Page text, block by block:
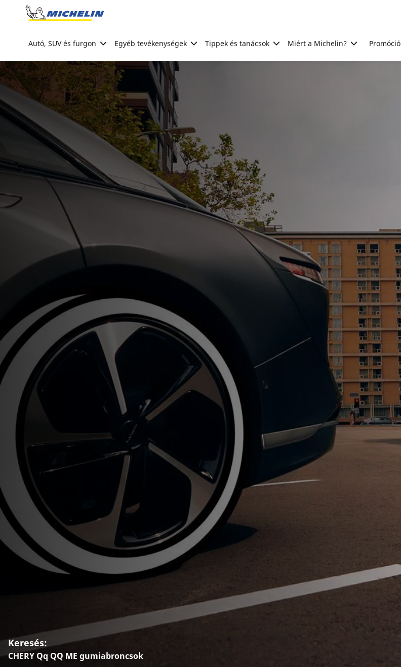
Go to page content
Autó, SUV és furgon Egyéb tevékenységek Tippek és tanácsok Miért a Michelin? Promóció
Keresés:
CHERY Qq QQ ME gumiabroncsok